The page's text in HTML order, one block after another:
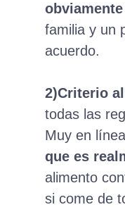
familia y un
acuerdo.
2)Criterio
todas las
Muy en
que es
alimento
si come de